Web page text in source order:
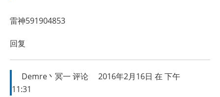
雷神591904853
回复
Demre丶冥一 评论
2016年2月16日 在 下午
11:31